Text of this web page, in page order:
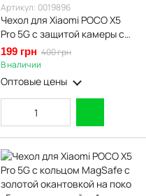
Артикул: 0019896
Чехол для Xiaomi POCO X5
Pro 5G с защитой камеры с
золотой окантовкой на
сяоми поко х5 про пудровый
gs1
199 грн 400 грн
В наличии
Оптовые цены